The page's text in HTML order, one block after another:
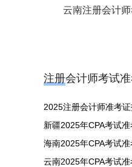
云南注册会计
注册会计师考试
2025注册会计师准考
新疆2025年CPA考试
海南2025年CPA考试
云南2025年CPA考试